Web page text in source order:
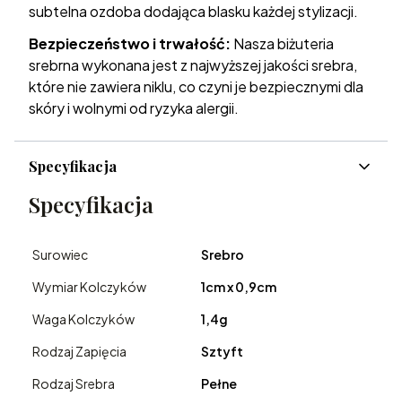
subtelna ozdoba dodająca blasku każdej stylizacji.
Bezpieczeństwo i trwałość: Nasza biżuteria
srebrna wykonana jest z najwyższej jakości srebra,
które nie zawiera niklu, co czyni je bezpiecznymi dla
skóry i wolnymi od ryzyka alergii.
Specyfikacja
Specyfikacja
Surowiec
Srebro
Wymiar Kolczyków
1cm x 0,9cm
Waga Kolczyków
1,4g
Rodzaj Zapięcia
Sztyft
Rodzaj Srebra
Pełne